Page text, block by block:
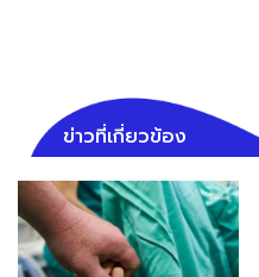
ข่าวที่เกี่ยวข้อง